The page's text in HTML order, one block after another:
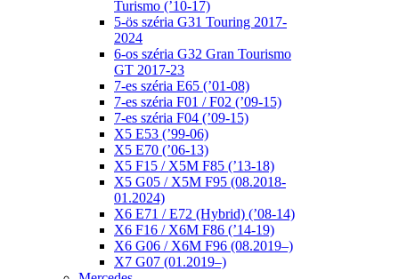
Turismo (’10-17)
5-ös széria G31 Touring 2017-
2024
6-os széria G32 Gran Tourismo
GT 2017-23
7-es széria E65 (’01-08)
7-es széria F01 / F02 (’09-15)
7-es széria F04 (’09-15)
X5 E53 (’99-06)
X5 E70 (’06-13)
X5 F15 / X5M F85 (’13-18)
X5 G05 / X5M F95 (08.2018-
01.2024)
X6 E71 / E72 (Hybrid) (’08-14)
X6 F16 / X6M F86 (’14-19)
X6 G06 / X6M F96 (08.2019–)
X7 G07 (01.2019–)